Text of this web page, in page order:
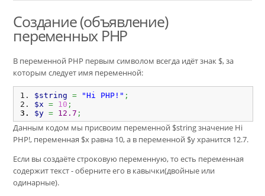
Создание (объявление)
переменных PHP
В переменной PHP первым символом всегда идёт знак $, за
которым следует имя переменной:
$string = "Hi PHP!" ;
$x
= 10 ;
$y = 12.7 ;
Данным кодом мы присвоим переменной $string значение Hi
PHP!, переменная $x равна 10, а в переменной $y хранится 12.7.
Если вы создаёте строковую переменную, то есть переменная
содержит текст - оберните его в кавычки(двойные или
одинарные).